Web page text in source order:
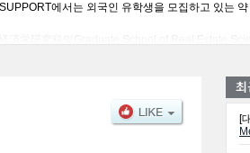
에서는 외국인 유학생을 모집하고 있는
学研究科및Graduate School of Real Estate
[